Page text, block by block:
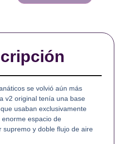
se volvió aún más
v2 original tenía una base
usaban exclusivamente
espacio de
supremo y doble flujo de aire